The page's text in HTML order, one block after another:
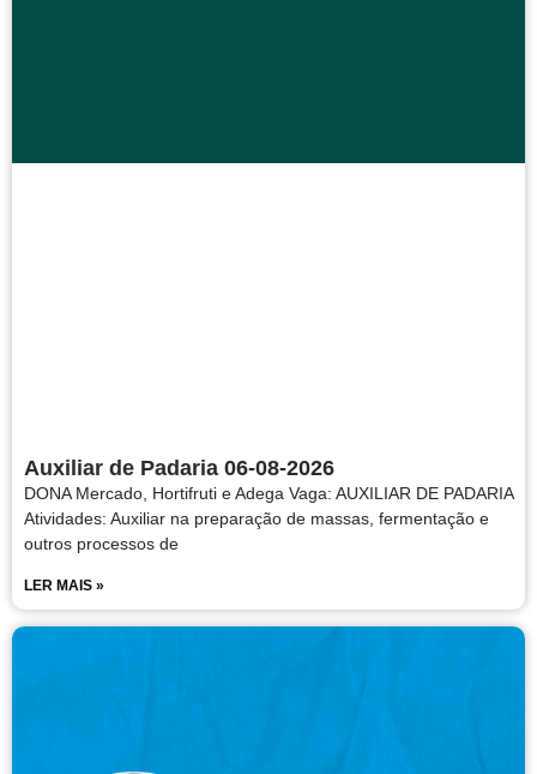
Auxiliar de Padaria 06-08-2026
DONA Mercado, Hortifruti e Adega Vaga: AUXILIAR DE PADARIA
Atividades: Auxiliar na preparação de massas, fermentação e
outros processos de
LER MAIS »